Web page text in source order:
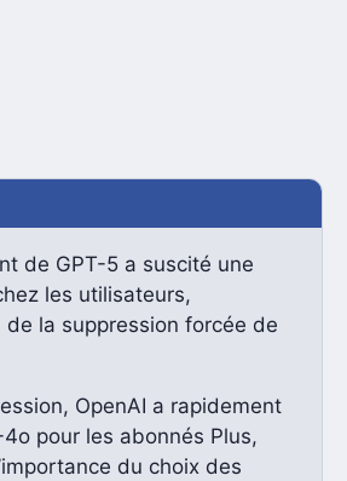
de GPT-5 a suscité une
les utilisateurs,
de la suppression forcée de
OpenAI a rapidement
pour les abonnés Plus,
du choix des